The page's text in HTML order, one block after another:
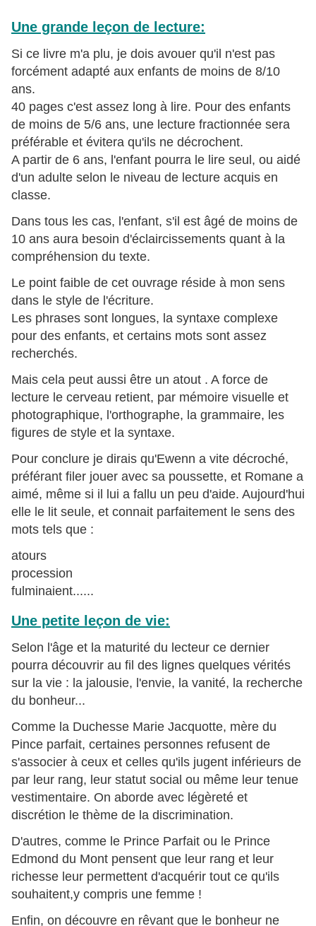
Une grande leçon de lecture:
Si ce livre m'a plu, je dois avouer qu'il n'est pas
forcément adapté aux enfants de moins de 8/10
ans.
40 pages c'est assez long à lire. Pour des enfants
de moins de 5/6 ans, une lecture fractionnée sera
préférable et évitera qu'ils ne décrochent.
A partir de 6 ans, l'enfant pourra le lire seul, ou aidé
d'un adulte selon le niveau de lecture acquis en
classe.
Dans tous les cas, l'enfant, s'il est âgé de moins de
10 ans aura besoin d'éclaircissements quant à la
compréhension du texte.
Le point faible de cet ouvrage réside à mon sens
dans le style de l'écriture.
Les phrases sont longues, la syntaxe complexe
pour des enfants, et certains mots sont assez
recherchés.
Mais cela peut aussi être un atout . A force de
lecture le cerveau retient, par mémoire visuelle et
photographique, l'orthographe, la grammaire, les
figures de style et la syntaxe.
Pour conclure je dirais qu'Ewenn a vite décroché,
préférant filer jouer avec sa poussette, et Romane a
aimé, même si il lui a fallu un peu d'aide. Aujourd'hui
elle le lit seule, et connait parfaitement le sens des
mots tels que :
atours
procession
fulminaient......
Une petite leçon de vie:
Selon l'âge et la maturité du lecteur ce dernier
pourra découvrir au fil des lignes quelques vérités
sur la vie : la jalousie, l'envie, la vanité, la recherche
du bonheur...
Comme la Duchesse Marie Jacquotte, mère du
Pince parfait, certaines personnes refusent de
s'associer à ceux et celles qu'ils jugent inférieurs de
par leur rang, leur statut social ou même leur tenue
vestimentaire. On aborde avec légèreté et
discrétion le thème de la discrimination.
D'autres, comme le Prince Parfait ou le Prince
Edmond du Mont pensent que leur rang et leur
richesse leur permettent d'acquérir tout ce qu'ils
souhaitent,y compris une femme !
Enfin, on découvre en rêvant que le bonheur ne